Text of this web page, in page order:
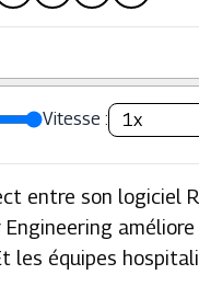
Vitesse :
entre son logiciel
les équipes